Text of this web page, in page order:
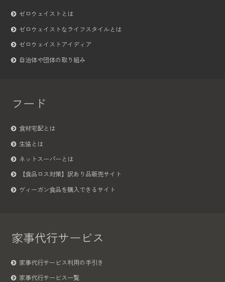
ゼロウェイストとは
ゼロウェイストなライフスタイルとは
ゼロウェイストアイディア
自治体や団体の取り組み
フード
食材宅配とは
生協とは
ネットスーパーとは
【食品ロス対策】訳あり品販売サイト
ヴィーガン食品を購入できるサイト
家事代行サービス
家事代行サービス利用の手引き
家事代行サービス一覧